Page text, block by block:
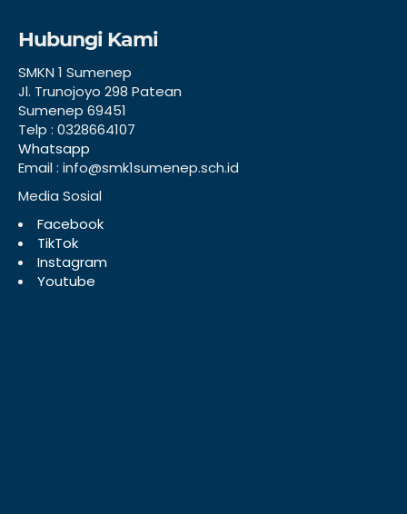
Hubungi Kami
SMKN 1 Sumenep
Jl. Trunojoyo 298 Patean
Sumenep 69451
Telp : 0328664107
Whatsapp
Email : info@smk1sumenep.sch.id
Media Sosial
Facebook
TikTok
Instagram
Youtube